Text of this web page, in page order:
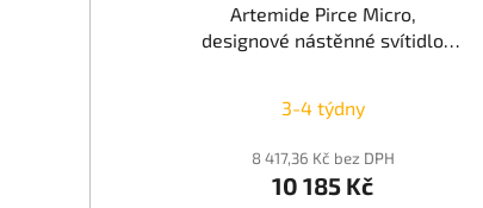
Artemide Pirce Micro,
designové nástěnné svítidlo
hodnocení
produktu
je
3-4 týdny
8 417,36 Kč bez DPH
10 185 Kč